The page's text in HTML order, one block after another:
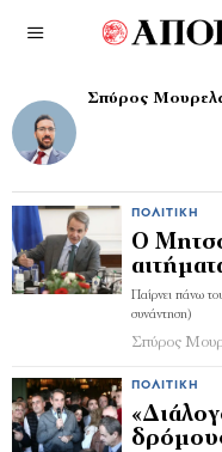
Σπύρος
ΠΟΛΙΤΙΚΉ
Ο
Παίρνει πάνω
συνάντηση)
Σπύρος
ΠΟΛΙΤΙΚΉ